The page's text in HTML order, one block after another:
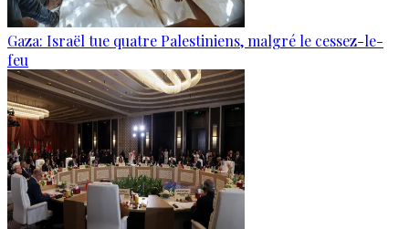
Gaza: Israël tue quatre Palestiniens, malgré le cessez-le-
feu